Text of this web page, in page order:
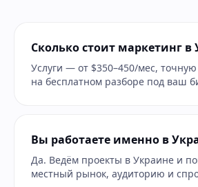
Сколько стоит маркетинг в
Услуги — от $350–450/мес,
на бесплатном разборе под ваш
Вы работаете именно в
Да. Ведём проекты в Украине и
местный рынок, аудиторию и